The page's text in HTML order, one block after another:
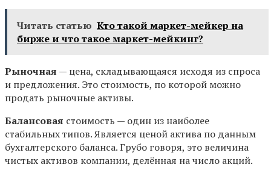
Читать статью Кто такой маркет-мейкер на
бирже и что такое маркет-мейкинг?
Рыночная — цена, складывающаяся исходя из спроса
и предложения. Это стоимость, по которой можно
продать рыночные активы.
Балансовая стоимость — один из наиболее
стабильных типов. Является ценой актива по данным
бухгалтерского баланса. Грубо говоря, это величина
чистых активов компании, делённая на число акций.